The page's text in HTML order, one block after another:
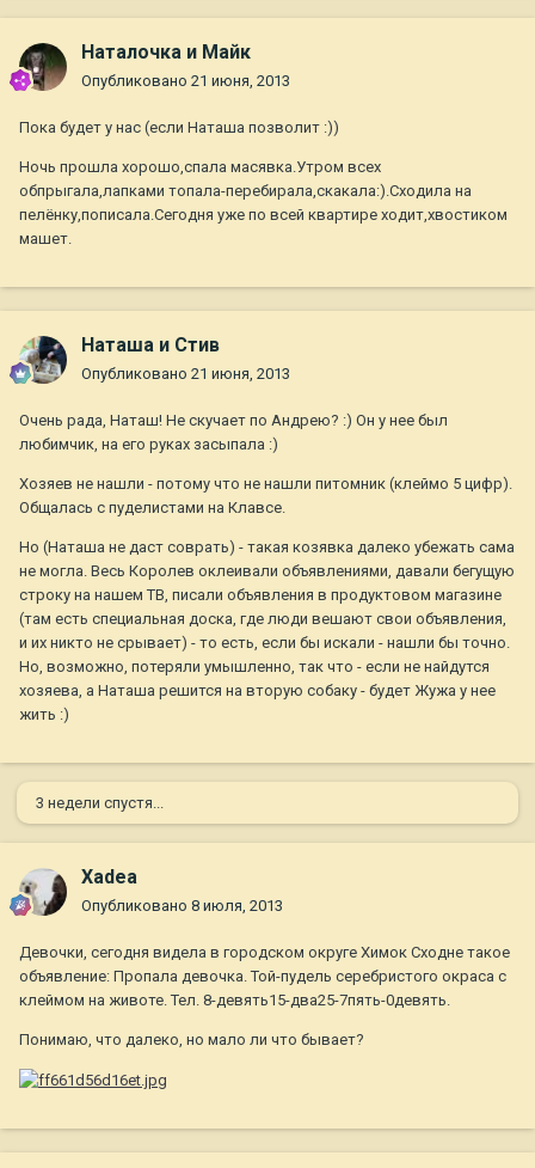
Наталочка и Майк
Опубликовано 21 июня, 2013
Пока будет у нас (если Наташа позволит :))
Ночь прошла хорошо,спала масявка.Утром всех
обпрыгала,лапками топала-перебирала,скакала:).Сходила на
пелёнку,пописала.Сегодня уже по всей квартире ходит,хвостиком
машет.
Наташа и Стив
Опубликовано 21 июня, 2013
Очень рада, Наташ! Не скучает по Андрею? :) Он у нее был
любимчик, на его руках засыпала :)
Хозяев не нашли - потому что не нашли питомник (клеймо 5 цифр).
Общалась с пуделистами на Клавсе.
Но (Наташа не даст соврать) - такая козявка далеко убежать сама
не могла. Весь Королев оклеивали объявлениями, давали бегущую
строку на нашем ТВ, писали объявления в продуктовом магазине
(там есть специальная доска, где люди вешают свои объявления,
и их никто не срывает) - то есть, если бы искали - нашли бы точно.
Но, возможно, потеряли умышленно, так что - если не найдутся
хозяева, а Наташа решится на вторую собаку - будет Жужа у нее
жить :)
3 недели спустя...
Xadea
Опубликовано 8 июля, 2013
Девочки, сегодня видела в городском округе Химок Сходне такое
объявление: Пропала девочка. Той-пудель серебристого окраса с
клеймом на животе. Тел. 8-девять15-два25-7пять-0девять.
Понимаю, что далеко, но мало ли что бывает?